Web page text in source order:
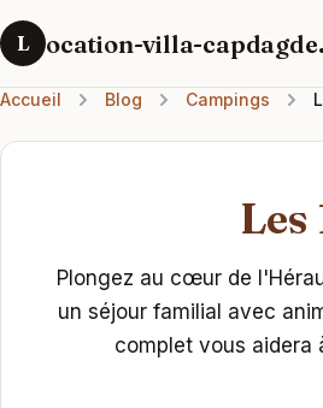
L ocation-villa-
Accueil Blog Campings
Plongez au cœur de
un séjour familial avec
complet vous aidera